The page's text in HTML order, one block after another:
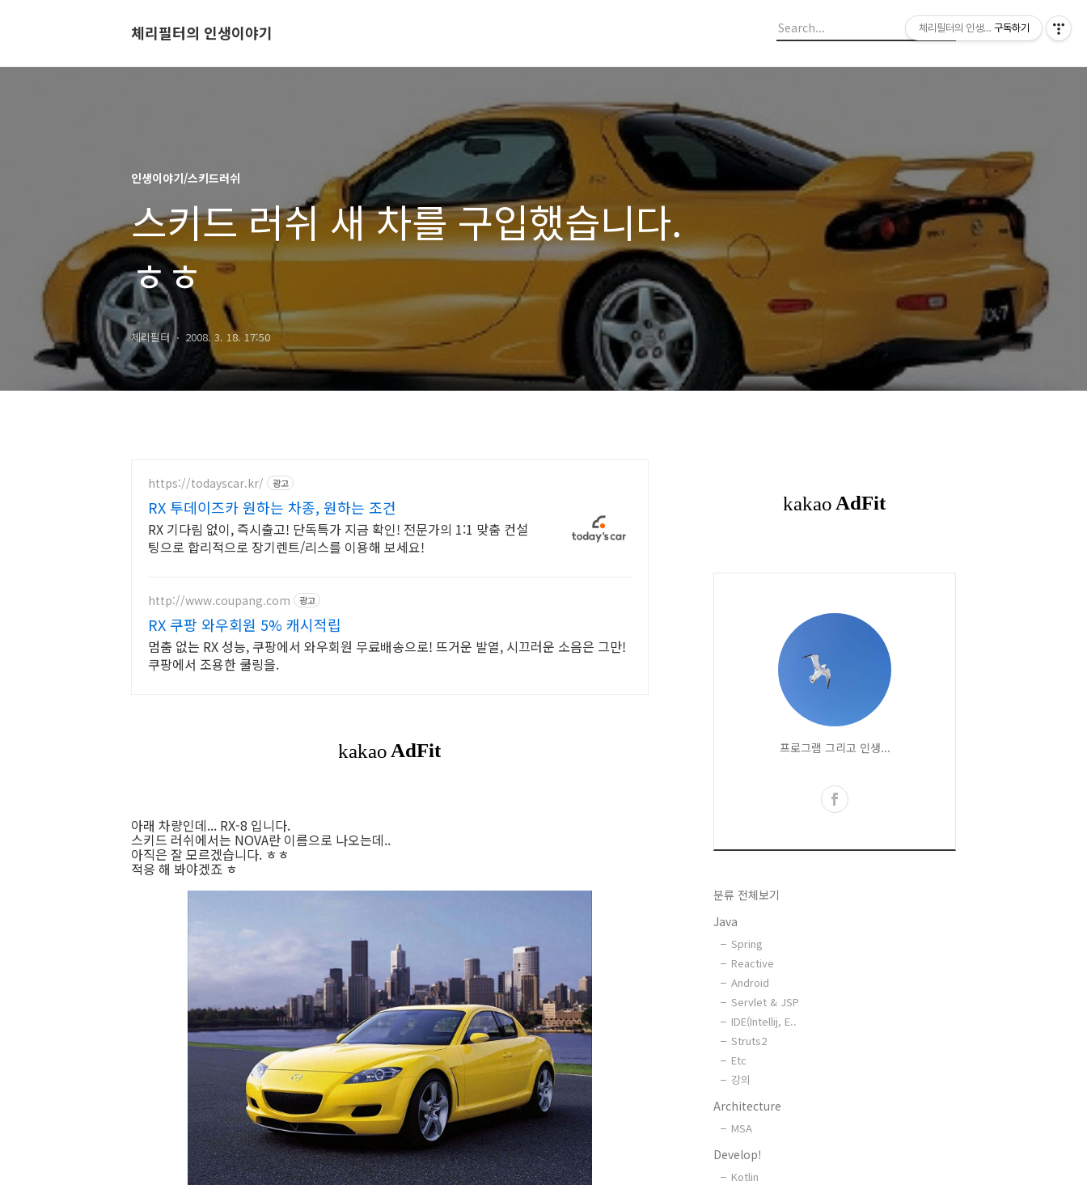
체리필터의 인생이야기
인생이야기/스키드러쉬
스키드 러쉬 새 차를 구입했습니다.
ㅎㅎ
체리필터 2008. 3. 18. 17:50
https://todayscar.kr/ 광고
RX 투데이즈카 원하는 차종, 원하는 조건
RX 기다림 없이, 즉시출고! 단독특가 지금 확인! 전문가의 1:1 맞춤 컨설
팅으로 합리적으로 장기렌트/리스를 이용해 보세요!
http://www.coupang.com 광고
RX 쿠팡 와우회원 5% 캐시적립
멈춤 없는 RX 성능, 쿠팡에서 와우회원 무료배송으로! 뜨거운 발열, 시끄러운 소음은 그만!
쿠팡에서 조용한 쿨링을.
아래 차량인데... RX-8 입니다.
스키드 러쉬에서는 NOVA란 이름으로 나오는데..
아직은 잘 모르겠습니다. ㅎㅎ
적응 해 봐야겠죠 ㅎ
프로그램 그리고 인생...
분류 전체보기
Java
Spring
Reactive
Android
Servlet & JSP
IDE(Intellij, E..
Struts2
Etc
강의
Architecture
MSA
Develop!
Kotlin
체리필터의 인생이야기구독하기